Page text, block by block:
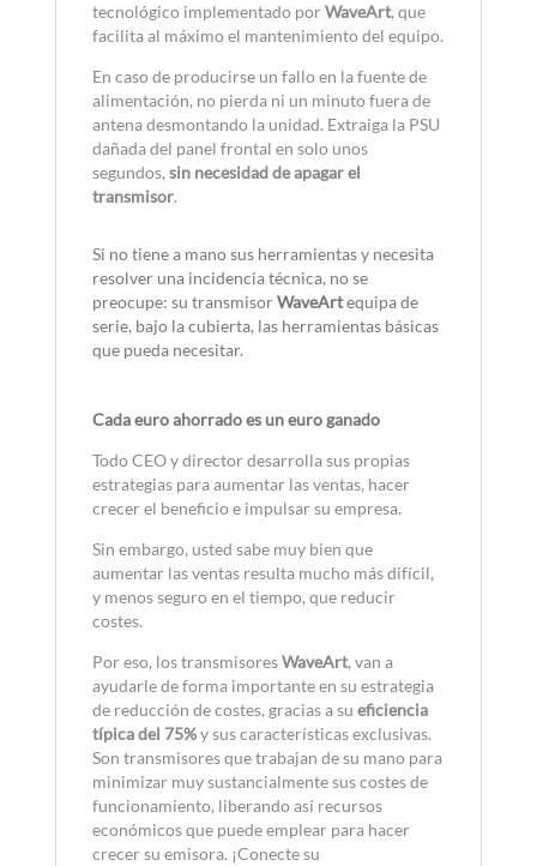
tecnológico implementado porWaveArt, que
facilita al máximo el mantenimiento del equipo.
En caso de producirse un fallo en la fuente de
alimentación, no pierda ni un minuto fuera de
antena desmontando la unidad. Extraiga la PSU
dañada del panel frontal en solo unos
segundos,sin necesidad de apagar el
transmisor.
Si no tiene a mano sus herramientas y necesita
resolver una incidencia técnica, no se
preocupe: su transmisorWaveArtequipa de
serie, bajo la cubierta, las herramientas básicas
que pueda necesitar.
Cada euro ahorrado es un euro ganado
Todo CEO y director desarrolla sus propias
estrategias para aumentar las ventas, hacer
crecer el beneficio e impulsar su empresa.
Sin embargo, usted sabe muy bien que
aumentar las ventas resulta mucho más difícil,
y menos seguro en el tiempo, que reducir
costes.
Por eso, los transmisoresWaveArt, van a
ayudarle de forma importante en su estrategia
de reducción de costes, gracias a sueficiencia
típica del 75%y sus características exclusivas.
Son transmisores que trabajan de su mano para
minimizar muy sustancialmente sus costes de
funcionamiento, liberando así recursos
económicos que puede emplear para hacer
crecer su emisora. ¡Conecte su